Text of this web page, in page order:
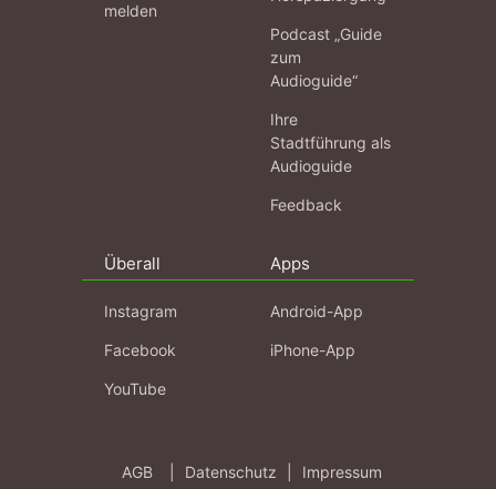
melden
Podcast „Guide
zum
Audioguide“
Ihre
Stadtführung als
Audioguide
Feedback
Überall
Instagram
Facebook
YouTube
Apps
Android-App
iPhone-App
AGB Datenschutz Impressum